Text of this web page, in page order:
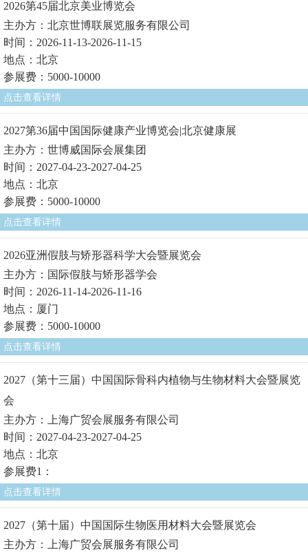
2026第45届北京美业博览会
主办方：北京世博联展览服务有限公司
时间：2026-11-13-2026-11-15
地点：北京
参展费：5000-10000
点击查看详情
2027第36届中国国际健康产业博览会|北京健康展
主办方：世博威国际会展集团
时间：2027-04-23-2027-04-25
地点：北京
参展费：5000-10000
点击查看详情
2026亚洲假肢与矫形器科学大会暨展览会
主办方：国际假肢与矫形器学会
时间：2026-11-14-2026-11-16
地点：厦门
参展费：5000-10000
点击查看详情
2027（第十三届）中国国际骨科内植物与生物材料大会暨展览
会
主办方：上海广贸会展服务有限公司
时间：2027-04-23-2027-04-25
地点：北京
参展费1：
点击查看详情
2027（第十届）中国国际生物医用材料大会暨展览会
主办方：上海广贸会展服务有限公司